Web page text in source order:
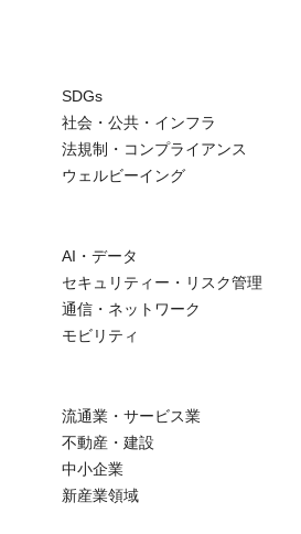
SDGs
社会・公共・インフラ
法規制・コンプライアンス
ウェルビーイング
AI・データ
セキュリティー・リスク管理
通信・ネットワーク
モビリティ
流通業・サービス業
不動産・建設
中小企業
新産業領域